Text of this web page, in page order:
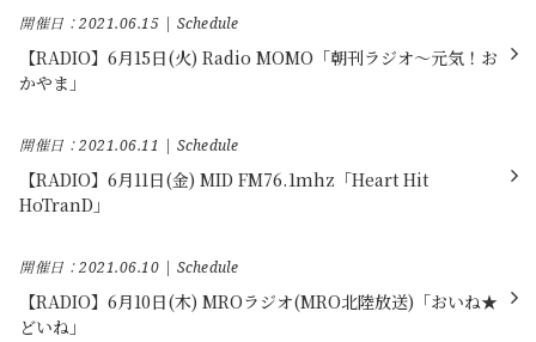
開催日：2021.06.15 Schedule
【RADIO】6月15日(火) Radio MOMO「朝刊ラジオ～元気！お
かやま」
開催日：2021.06.11 Schedule
【RADIO】6月11日(金) MID FM76.1mhz「Heart Hit
HoTranD」
開催日：2021.06.10 Schedule
【RADIO】6月10日(木) MROラジオ(MRO北陸放送)「おいね★
どいね」